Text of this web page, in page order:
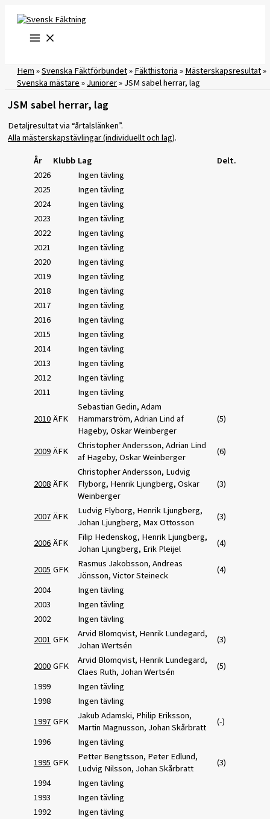
innehåll
Hem»Svenska Fäktförbundet»Fäkthistoria»Mästerskapsresultat»
Svenska mästare»Juniorer»JSM sabel herrar, lag
JSM sabel herrar, lag
Detaljresultat via “årtalslänken”.
Alla mästerskapstävlingar (individuellt och lag).
År
Klubb Lag
Delt.
2026
Ingen tävling
2025
Ingen tävling
2024
Ingen tävling
2023
Ingen tävling
2022
Ingen tävling
2021
Ingen tävling
2020
Ingen tävling
2019
Ingen tävling
2018
Ingen tävling
2017
Ingen tävling
2016
Ingen tävling
2015
Ingen tävling
2014
Ingen tävling
2013
Ingen tävling
2012
Ingen tävling
2011
Ingen tävling
2010ÄFK
Sebastian Gedin, Adam
Hammarström, Adrian Lind af
Hageby, Oskar Weinberger
(5)
2009ÄFK
Christopher Andersson, Adrian Lind
af Hageby, Oskar Weinberger
(6)
2008ÄFK
Christopher Andersson, Ludvig
Flyborg, Henrik Ljungberg, Oskar
Weinberger
(3)
2007ÄFK
Ludvig Flyborg, Henrik Ljungberg,
Johan Ljungberg, Max Ottosson
(3)
2006ÄFK
Filip Hedenskog, Henrik Ljungberg,
Johan Ljungberg, Erik Pleijel
(4)
2005 GFK
Rasmus Jakobsson, Andreas
Jönsson, Victor Steineck
(4)
2004
Ingen tävling
2003
Ingen tävling
2002
Ingen tävling
2001 GFK
Arvid Blomqvist, Henrik Lundegard,
Johan Wertsén
(3)
2000GFK
Arvid Blomqvist, Henrik Lundegard,
Claes Ruth, Johan Wertsén
(5)
1999
Ingen tävling
1998
Ingen tävling
1997GFK
Jakub Adamski, Philip Eriksson,
Martin Magnusson, Johan Skårbratt
(-)
1996
Ingen tävling
1995 GFK
Petter Bengtsson, Peter Edlund,
Ludvig Nilsson, Johan Skårbratt
(3)
1994
Ingen tävling
1993
Ingen tävling
1992
Ingen tävling